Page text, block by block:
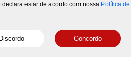
estar de acordo com nossa Política de